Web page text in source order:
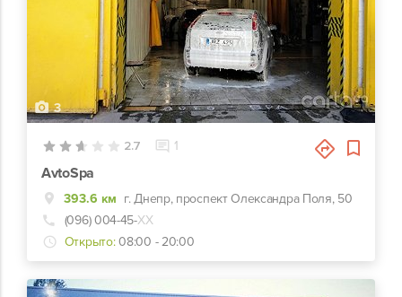
3
2.7 1
AvtoSpa
393.6 км г. Днепр, проспект Олександра Поля, 50
(096) 004-45-ХХ
Открыто: 08:00 - 20:00